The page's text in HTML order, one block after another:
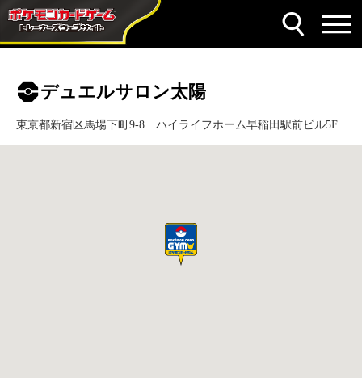
デュエルサロン太陽
東京都新宿区馬場下町9-8 ハイライフホーム早稲田駅前ビル5F